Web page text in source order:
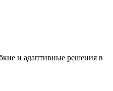
и адаптивные решения в